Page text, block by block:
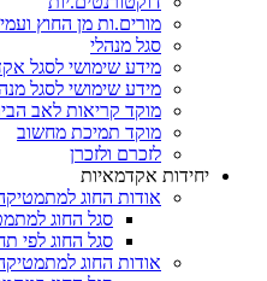
מורים.ות מן החוץ
סגל מנהלי
מידע שימושי לסגל
מידע שימושי לסגל
מוקד קריאות לאב
מוקד תמיכת מחשוב
לזכרם ולזכרן
יחידות אקדמאיות
אודות החוג
סגל החוג
סגל החוג לפי
אודות החוג